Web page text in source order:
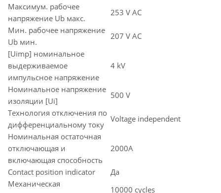
Максимум. рабочее
напряжение Ub макс.
253 V AC
Мин. рабочее напряжение
Ub мин.
207 V AC
[Uimp] номинальное
выдерживаемое
импульсное напряжение
4 kV
Номинальное напряжение
изоляции [Ui]
500 V
Технология отключения по
дифференциальному току
Voltage independent
Номинальная остаточная
отключающая и
включающая способность
2000A
Contact position indicator
Да
Механическая
10000 cycles